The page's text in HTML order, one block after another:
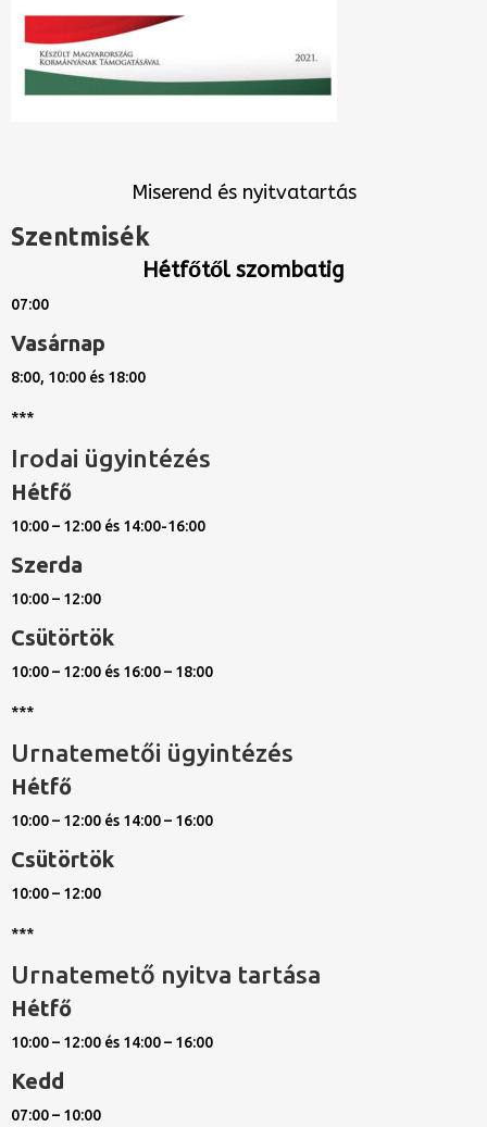
Miserend és nyitvatartás
Szentmisék
Hétfőtől szombatig
07:00
Vasárnap
8:00, 10:00 és 18:00
***
Irodai ügyintézés
Hétfő
10:00 – 12:00 és 14:00-16:00
Szerda
10:00 – 12:00
Csütörtök
10:00 – 12:00 és 16:00 – 18:00
***
Urnatemetői ügyintézés
Hétfő
10:00 – 12:00 és 14:00 – 16:00
Csütörtök
10:00 – 12:00
***
Urnatemető nyitva tartása
Hétfő
10:00 – 12:00 és 14:00 – 16:00
Kedd
07:00 – 10:00